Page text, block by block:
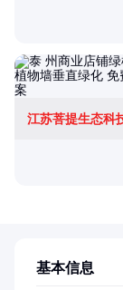
江苏菩提生态科
基本信息